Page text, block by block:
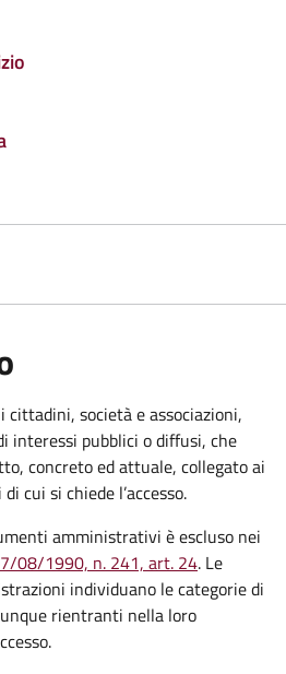
società e associazioni,
interessi pubblici o diffusi, che
concreto ed attuale, collegato ai
cui si chiede l’accesso.
amministrativi è escluso nei
08/1990, n. 241, art. 24. Le
individuano le categorie di
rientranti nella loro